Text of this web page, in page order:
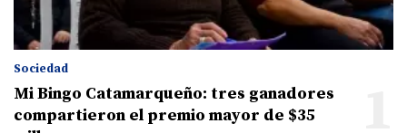
Sociedad
Mi Bingo Catamarqueño: tres ganadores
compartieron el premio mayor de $35